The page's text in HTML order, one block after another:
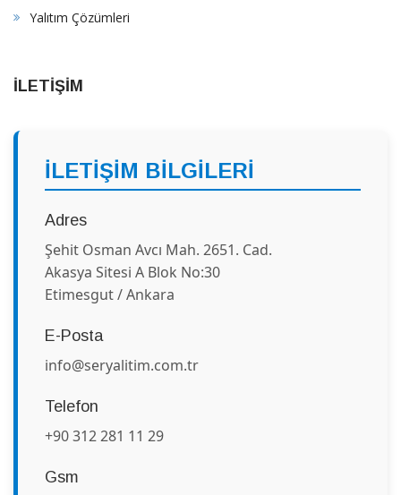
Yalıtım Çözümleri
İLETİŞİM
İLETİŞİM BİLGİLERİ
Adres
Şehit Osman Avcı Mah. 2651. Cad.
Akasya Sitesi A Blok No:30
Etimesgut / Ankara
E-Posta
info@seryalitim.com.tr
Telefon
+90 312 281 11 29
Gsm